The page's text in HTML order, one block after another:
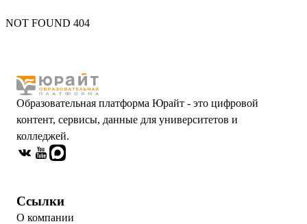
NOT FOUND 404
Образовательная платформа Юрайт - это цифровой
контент, сервисы, данные для университетов и
колледжей.
Ссылки
О компании